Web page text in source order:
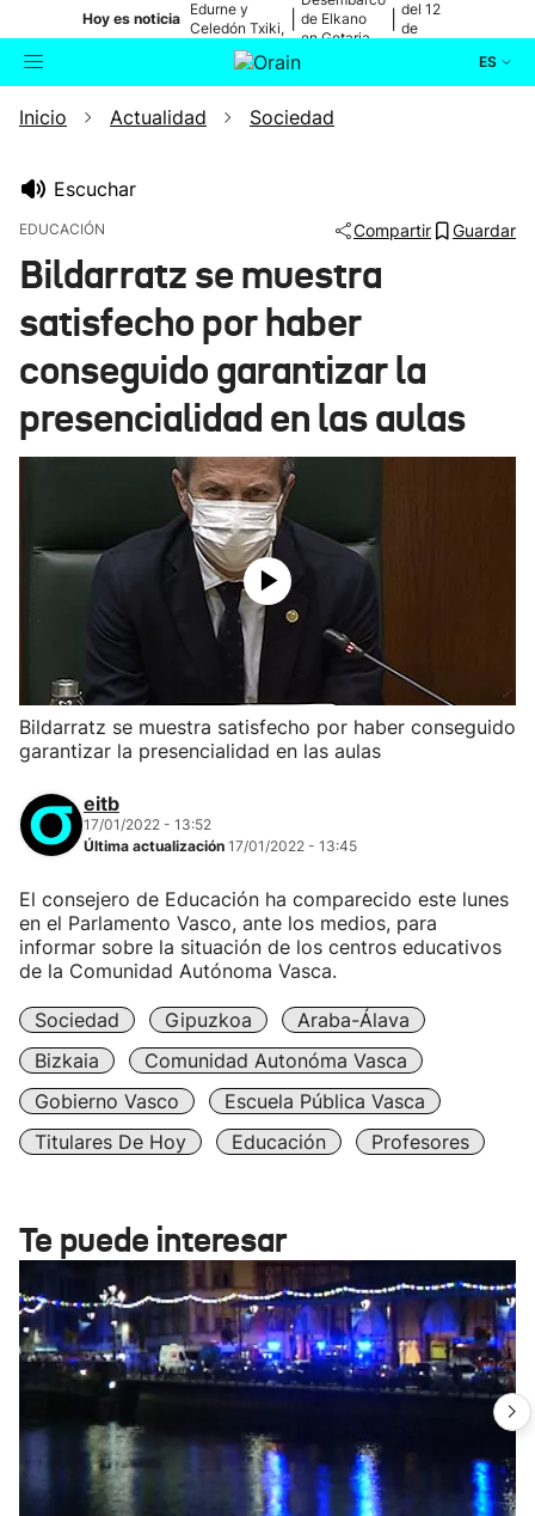
Hoy es noticia
Edurne y
Celedón Txiki,
en directo
de Elkano
en Getaria
del 12
de
ES
Buscador Actualidad
Ikusmiran
Eguraldia
Inicio Actualidad Sociedad
Escuchar
EDUCACIÓN Compartir Guardar
Bildarratz se muestra
satisfecho por haber
conseguido garantizar la
presencialidad en las aulas
Bildarratz se muestra satisfecho por haber conseguido
garantizar la presencialidad en las aulas
eitb
17/01/2022 - 13:52
Última actualización 17/01/2022 - 13:45
El consejero de Educación ha comparecido este lunes
en el Parlamento Vasco, ante los medios, para
informar sobre la situación de los centros educativos
de la Comunidad Autónoma Vasca.
Sociedad Gipuzkoa
Araba-Álava
Bizkaia
Comunidad Autonóma Vasca
Gobierno Vasco
Escuela Pública Vasca
Titulares De Hoy
Educación Profesores
Te puede interesar